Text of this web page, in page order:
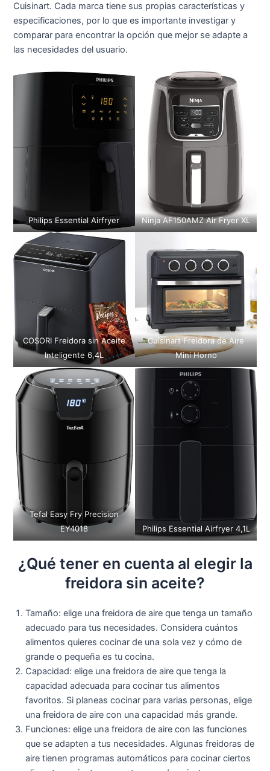
Cuisinart. Cada marca tiene sus propias características y
especificaciones, por lo que es importante investigar y
comparar para encontrar la opción que mejor se adapte a
las necesidades del usuario.
Philips Essential Airfryer Ninja AF150AMZ Air Fryer XL
COSORI Freidora sin Aceite
Inteligente 6,4L
Cuisinart Freidora de Aire
Mini Horno
Tefal Easy Fry Precision
EY4018
Philips Essential Airfryer 4,1L
¿Qué tener en cuenta al elegir la
freidora sin aceite?
Tamaño: elige una freidora de aire que tenga un tamaño
adecuado para tus necesidades. Considera cuántos
alimentos quieres cocinar de una sola vez y cómo de
grande o pequeña es tu cocina.
Capacidad: elige una freidora de aire que tenga la
capacidad adecuada para cocinar tus alimentos
favoritos. Si planeas cocinar para varias personas, elige
una freidora de aire con una capacidad más grande.
Funciones: elige una freidora de aire con las funciones
que se adapten a tus necesidades. Algunas freidoras de
aire tienen programas automáticos para cocinar ciertos